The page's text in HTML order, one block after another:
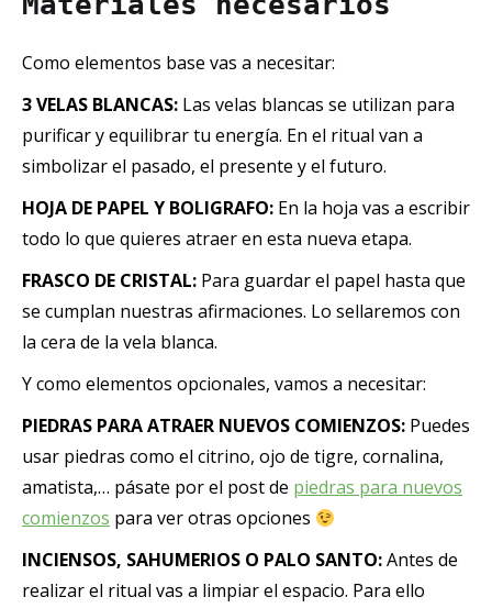
Como elementos base vas a necesitar:
3 VELAS BLANCAS: Las velas blancas se utilizan para
purificar y equilibrar tu energía. En el ritual van a
simbolizar el pasado, el presente y el futuro.
HOJA DE PAPEL Y BOLIGRAFO: En la hoja vas a escribir
todo lo que quieres atraer en esta nueva etapa.
FRASCO DE CRISTAL: Para guardar el papel hasta que
se cumplan nuestras afirmaciones. Lo sellaremos con
la cera de la vela blanca.
Y como elementos opcionales, vamos a necesitar:
PIEDRAS PARA ATRAER NUEVOS COMIENZOS: Puedes
usar piedras como el citrino, ojo de tigre, cornalina,
amatista,… pásate por el post de piedras para nuevos
comienzos para ver otras opciones
INCIENSOS, SAHUMERIOS O PALO SANTO:Antes de
realizar el ritual vas a limpiar el espacio. Para ello